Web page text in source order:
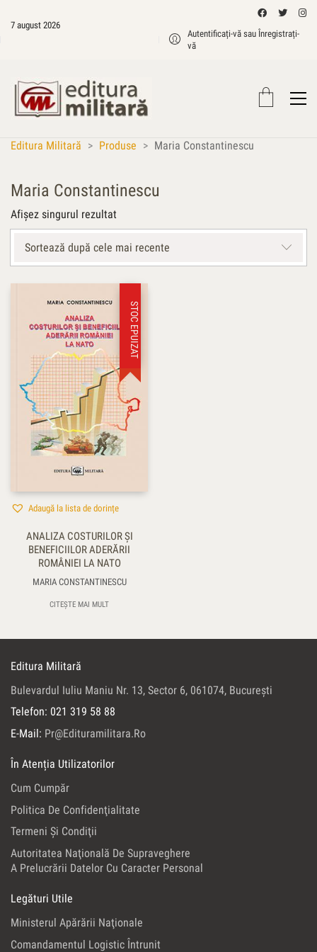
7 august 2026
Autentificați-vă sau Înregistrați-
vă
Editura Militară > Produse > Maria Constantinescu
Maria Constantinescu
Afișez singurul rezultat
Sortează după cele mai recente
STOC EPUIZAT
Adaugă la lista de dorințe
ANALIZA COSTURILOR ŞI
BENEFICIILOR ADERĂRII
ROMÂNIEI LA NATO
MARIA CONSTANTINESCU
CITEȘTE MAI MULT
Editura Militară
Bulevardul Iuliu Maniu Nr. 13, Sector 6, 061074, Bucureşti
Telefon: 021 319 58 88
E-Mail: Pr@edituramilitara.ro
În Atenția Utilizatorilor
Cum Cumpăr
Politica De Confidenţialitate
Termeni Şi Condiţii
Autoritatea Naţională De Supraveghere
A Prelucrării Datelor Cu Caracter Personal
Legături Utile
Ministerul Apărării Naţionale
Comandamentul Logistic Întrunit